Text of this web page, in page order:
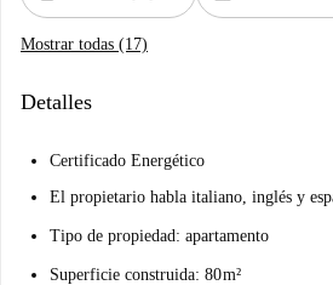
Mostrar todas (17)
Detalles
Certificado Energético
El propietario habla italiano, inglés y
Tipo de propiedad: apartamento
Superficie construida: 80 m²